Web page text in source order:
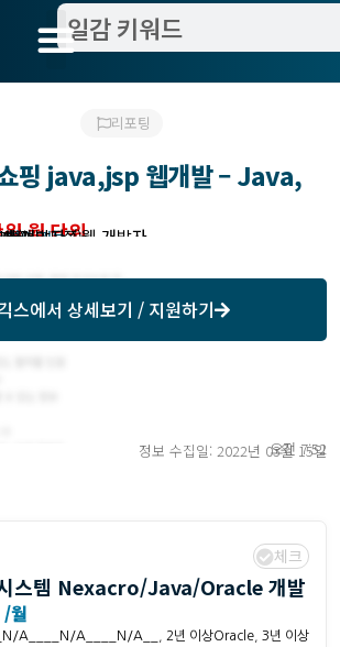
리포팅
핑 java,jsp 웹개발 – Java,
월 단위
협의 가능
월
(여의도쪽)
개발자 / 웹 개발자
스에서 상세보기 / 지원하기
정보 수집일: 2022년 03월 15일
오전 7:52
체크
스템 Nexacro/Java/Oracle 개발
월
A____N/A____N/A__ 2년 이상Oracle
3년 이상